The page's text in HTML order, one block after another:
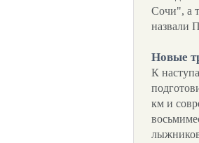
Сочи", а
назвали
Новые
К
км и